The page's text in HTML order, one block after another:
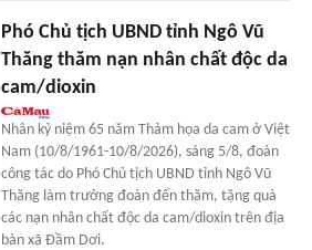
Phó Chủ tịch UBND tỉnh Ngô Vũ
Thăng thăm nạn nhân chất độc da
cam/dioxin
Nhân kỷ niệm 65 năm Thảm họa da cam ở Việt
Nam (10/8/1961-10/8/2026), sáng 5/8, đoàn
công tác do Phó Chủ tịch UBND tỉnh Ngô Vũ
Thăng làm trưởng đoàn đến thăm, tặng quà
các nạn nhân chất độc da cam/dioxin trên địa
bàn xã Đầm Dơi.